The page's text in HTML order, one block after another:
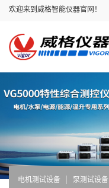
欢迎来到威格智能仪器官网！
电机测试设备 泵测试设备